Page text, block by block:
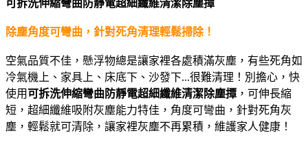
可拆洗伸縮彎曲防靜電超細纖維清潔除塵撢
除塵角度可彎曲，針對死角清理輕鬆掃除！
空氣品質不佳，懸浮物總是讓家裡各處積滿灰塵，有些死角如
冷氣機上、家具上、床底下、沙發下...很難清理！別擔心，快
使用可拆洗伸縮彎曲防靜電超細纖維清潔除塵撢 ，可伸長縮
短，超細纖維吸附灰塵能力特佳，角度可彎曲，針對死角灰
塵，輕鬆就可清除，讓家裡灰塵不再累積，維護家人健康！